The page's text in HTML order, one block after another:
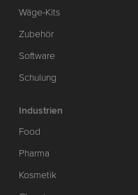
Wäge-Kits
Zubehör
Software
Schulung
Industrien
Food
Pharma
Kosmetik